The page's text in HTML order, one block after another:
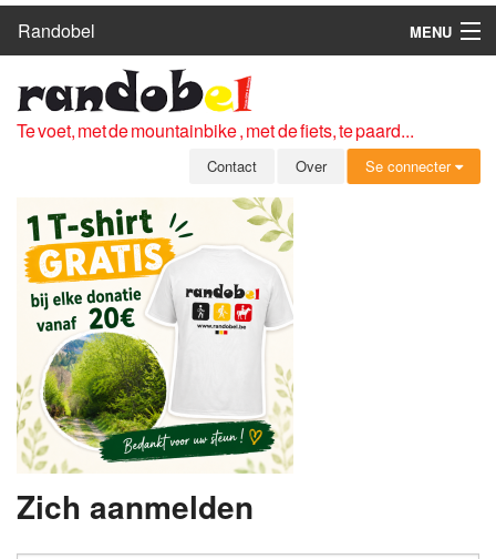
Randobel
MENU
ROUTES
CLUBS
OVER
LEDEN
ZICH AANMELDEN
GRATIS REGISTRATIE
WACHTWOORD VERGETEN
Te voet, met de mountainbike , met de fiets, te paard...
Contact Over Se connecter
Zich aanmelden